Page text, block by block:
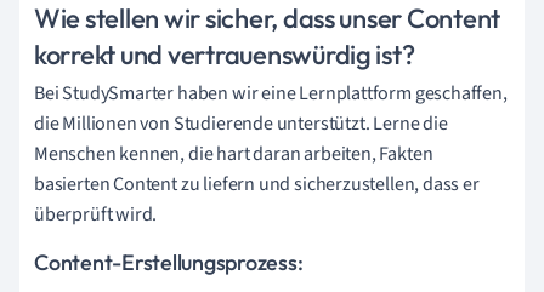
Wie stellen wir sicher, dass unser Content
korrekt und vertrauenswürdig ist?
Bei StudySmarter haben wir eine Lernplattform geschaffen,
die Millionen von Studierende unterstützt. Lerne die
Menschen kennen, die hart daran arbeiten, Fakten
basierten Content zu liefern und sicherzustellen, dass er
überprüft wird.
Content-Erstellungsprozess: